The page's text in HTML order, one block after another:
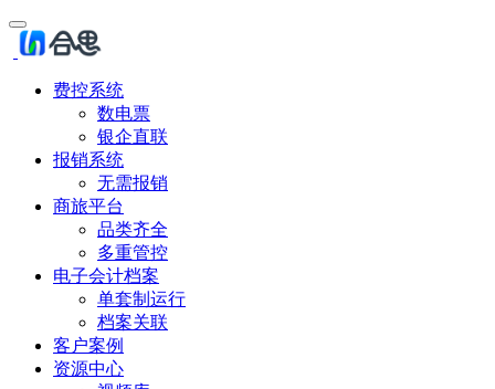
费控系统
数电票
银企直联
报销系统
无需报销
商旅平台
品类齐全
多重管控
电子会计档案
单套制运行
档案关联
客户案例
资源中心